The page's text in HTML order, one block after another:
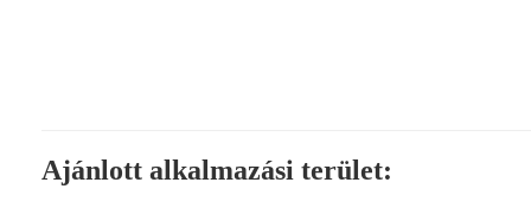
Ajánlott alkalmazási terület: